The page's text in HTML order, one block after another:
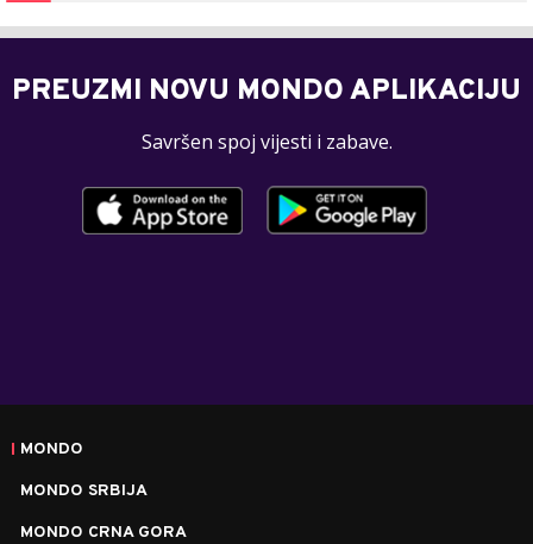
PREUZMI NOVU MONDO APLIKACIJU
Savršen spoj vijesti i zabave.
MONDO
MONDO SRBIJA
MONDO CRNA GORA